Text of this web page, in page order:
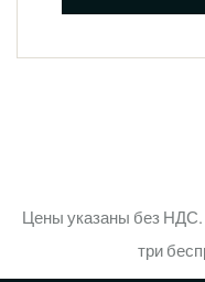
Цены указаны без НДС.
три